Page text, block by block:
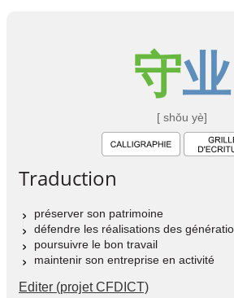
守业
[ shǒu yè]
Traduction
préserver son patrimoine
défendre les réalisations des
poursuivre le bon travail
maintenir son entreprise en activité
Editer (projet CFDICT)